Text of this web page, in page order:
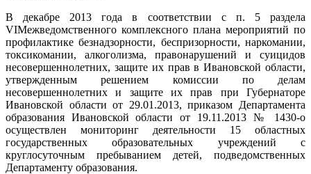
В декабре 2013года в соответствии с п. 5раздела
VIМежведомственного комплексного плана мероприятий по
профилактике безнадзорности, беспризорности,наркомании,
токсикомании, алкоголизма, правонарушений и суицидов
несовершеннолетних, защите их прав вИвановской области,
утвержденным
решением комиссии по
делам
несовершеннолетних и защите их прав приГубернаторе
Ивановской области от 29.01.2013,приказом Департамента
образования Ивановской области от 19.11.2013 № 1430-о
осуществлен
мониторинг деятельности 15 областных
государственных
образовательных учреждений с
круглосуточным
пребыванием детей, подведомственных
Департаменту образования.